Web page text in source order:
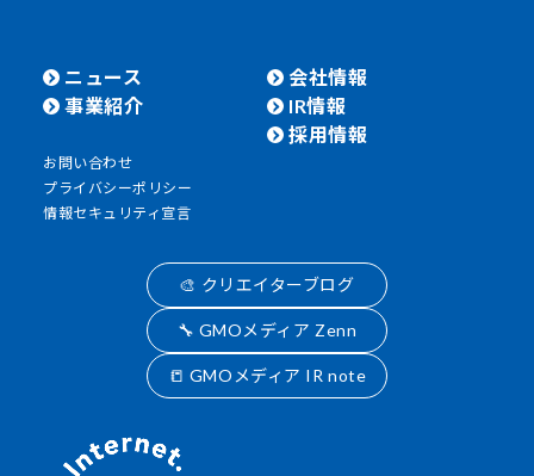
ニュース
事業紹介
会社情報
IR情報
採用情報
お問い合わせ
プライバシーポリシー
情報セキュリティ宣言
🎨 クリエイターブログ
🔧 GMOメディア Zenn
📒 GMOメディア IR note